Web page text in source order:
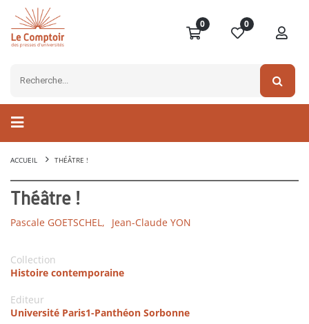
0 0
ACCUEIL THÉÂTRE !
Théâtre !
Pascale GOETSCHEL, Jean-Claude YON
Collection
Histoire contemporaine
Editeur
Université Paris1-Panthéon Sorbonne